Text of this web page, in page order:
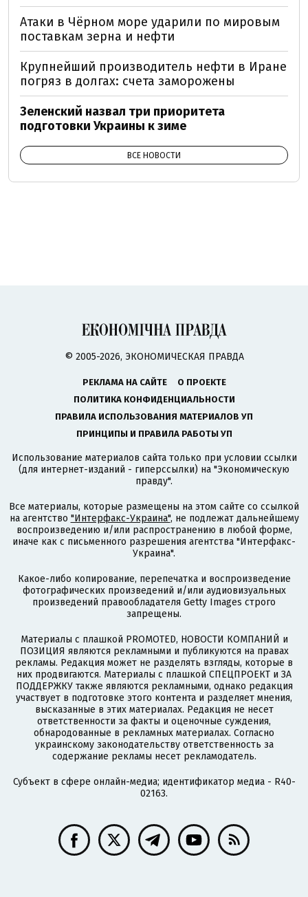
Атаки в Чёрном море ударили по мировым
поставкам зерна и нефти
Крупнейший производитель нефти в Иране
погряз в долгах: счета заморожены
Зеленский назвал три приоритета
подготовки Украины к зиме
ВСЕ НОВОСТИ
© 2005-2026, ЭКОНОМИЧЕСКАЯ ПРАВДА
РЕКЛАМА НА САЙТЕ
О ПРОЕКТЕ
ПОЛИТИКА КОНФИДЕНЦИАЛЬНОСТИ
ПРАВИЛА ИСПОЛЬЗОВАНИЯ МАТЕРИАЛОВ УП
ПРИНЦИПЫ И ПРАВИЛА РАБОТЫ УП
Использование материалов сайта только при условии ссылки
(для интернет-изданий - гиперссылки) на "Экономическую
правду".
Все материалы, которые размещены на этом сайте со ссылкой
на агентство "Интерфакс-Украина", не подлежат дальнейшему
воспроизведению и/или распространению в любой форме,
иначе как с письменного разрешения агентства "Интерфакс-
Украина".
Какое-либо копирование, перепечатка и воспроизведение
фотографических произведений и/или аудиовизуальных
произведений правообладателя Getty Images строго
запрещены.
Материалы с плашкой PROMOTED, НОВОСТИ КОМПАНИЙ и
ПОЗИЦИЯ являются рекламными и публикуются на правах
рекламы. Редакция может не разделять взгляды, которые в
них продвигаются. Материалы с плашкой СПЕЦПРОЕКТ и ЗА
ПОДДЕРЖКУ также являются рекламными, однако редакция
участвует в подготовке этого контента и разделяет мнения,
высказанные в этих материалах. Редакция не несет
ответственности за факты и оценочные суждения,
обнародованные в рекламных материалах. Согласно
украинскому законодательству ответственность за
содержание рекламы несет рекламодатель.
Субъект в сфере онлайн-медиа; идентификатор медиа - R40-
02163.